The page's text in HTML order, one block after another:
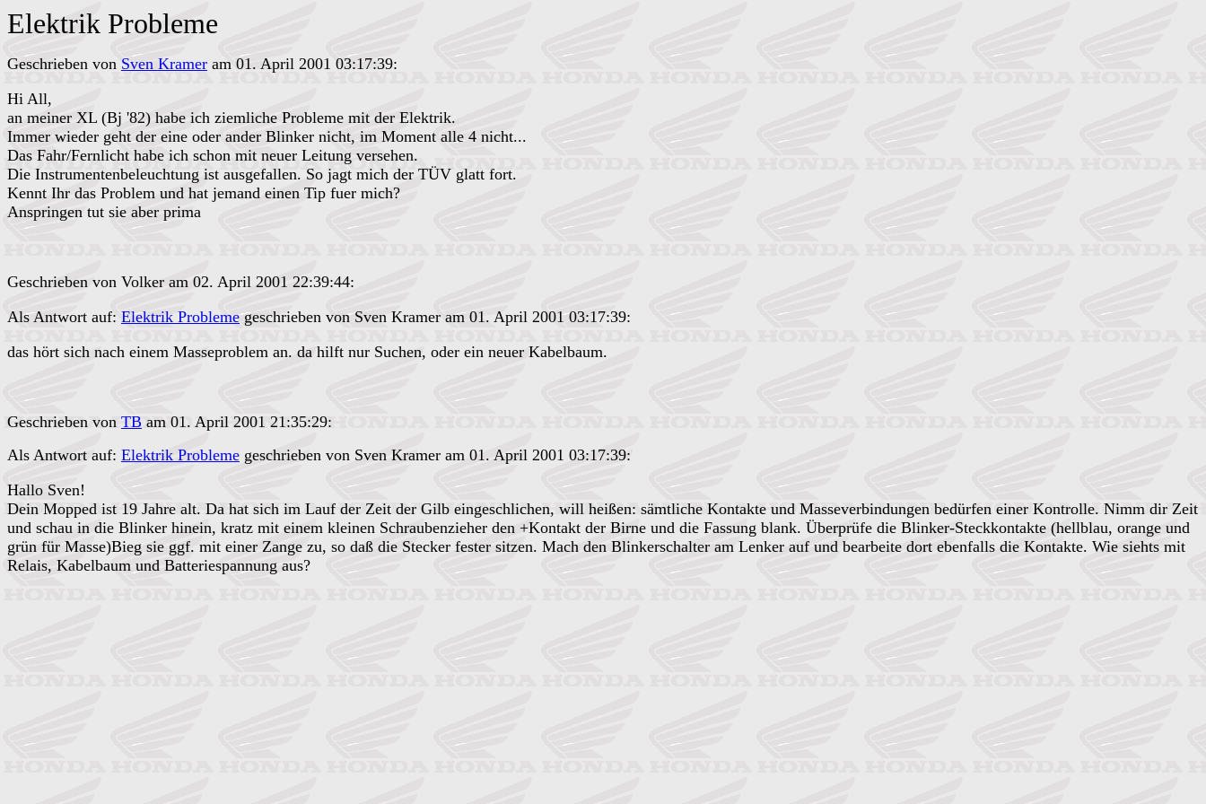
Elektrik Probleme
Geschrieben von Sven Kramer am 01. April 2001 03:17:39:
Hi All,
an meiner XL (Bj '82) habe ich ziemliche Probleme mit der Elektrik.
Immer wieder geht der eine oder ander Blinker nicht, im Moment alle 4 nicht...
Das Fahr/Fernlicht habe ich schon mit neuer Leitung versehen.
Die Instrumentenbeleuchtung ist ausgefallen. So jagt mich der TÜV glatt fort.
Kennt Ihr das Problem und hat jemand einen Tip fuer mich?
Anspringen tut sie aber prima
Geschrieben von Volker am 02. April 2001 22:39:44:
Als Antwort auf: Elektrik Problemegeschrieben von Sven Kramer am 01. April 2001 03:17:39:
das hört sich nach einem Masseproblem an. da hilft nur Suchen, oder ein neuer Kabelbaum.
Geschrieben von TB am 01. April 2001 21:35:29:
Als Antwort auf: Elektrik Probleme geschrieben von Sven Kramer am 01. April 2001 03:17:39:
Hallo Sven!
Dein Mopped ist 19 Jahre alt. Da hat sich im Lauf der Zeit der Gilb eingeschlichen, will heißen: sämtliche Kontakte und Masseverbindungen bedürfen einer Kontrolle. Nimm dir Zeit
und schau in die Blinker hinein, kratz mit einem kleinen Schraubenzieher den +Kontakt der Birne und die Fassung blank. Überprüfe die Blinker-Steckkontakte (hellblau, orange und
grün für Masse)Bieg sie ggf. mit einer Zange zu, so daß die Stecker fester sitzen. Mach den Blinkerschalter am Lenker auf und bearbeite dort ebenfalls die Kontakte. Wie siehts mit
Relais, Kabelbaum und Batteriespannung aus?